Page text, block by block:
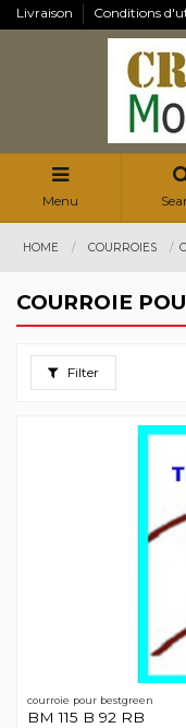
Livraison Conditions
Menu
HOME COURROIES
COURROIE
Filter
courroie pour bestgreen
BM 115 B 92 RB